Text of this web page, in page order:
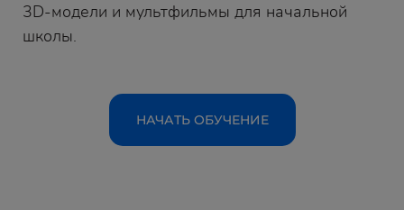
3D-модели и мультфильмы для начальной
школы.
НАЧАТЬ ОБУЧЕНИЕ